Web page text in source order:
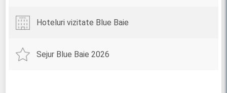
Hoteluri vizitate Blue Baie
Sejur Blue Baie 2026